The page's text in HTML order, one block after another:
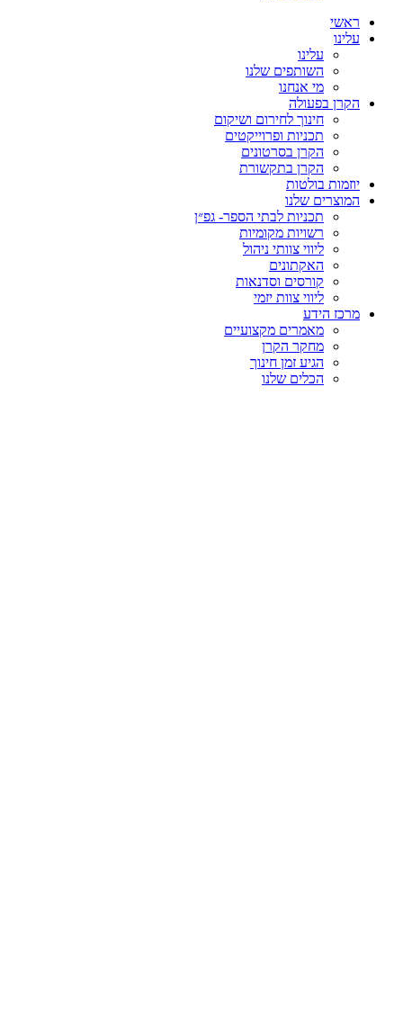
ראשי
עלינו
עלינו
השותפים שלנו
מי אנחנו
הקרן בפעולה
חינוך לחירום ושיקום
תכניות ופרוייקטים
הקרן בסרטונים
הקרן בתקשורת
יוזמות בולטות
המוצרים שלנו
תכניות לבתי הספר- גפ״ן
רשויות מקומיות
ליווי צוותי ניהול
האקתונים
קורסים וסדנאות
ליווי צוות יזמי
מרכז הידע
מאמרים מקצועיים
מחקר הקרן
הגיע זמן חינוך
הכלים שלנו